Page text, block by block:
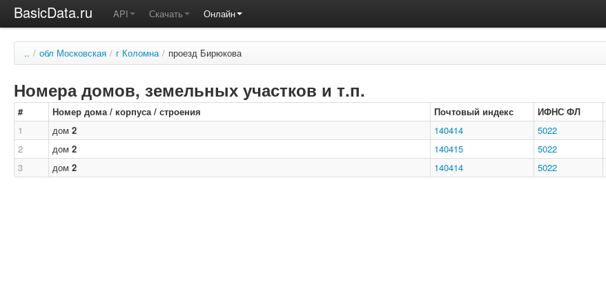
BasicData.ru API Скачать Онлайн
.. / обл Московская / г Коломна / проезд Бирюкова
Номера домов, земельных участков и т.п.
# Номер дома / корпуса / строения Почтовый индекс ИФНС ФЛ
1
дом 2 140414 5022
2
дом 2 140415 5022
3
дом 2 140414 5022